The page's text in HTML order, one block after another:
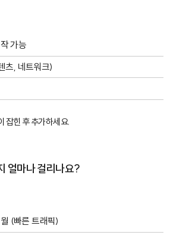
가능
츠, 네트워크)
잡힌 후 추가하세요.
얼마나 걸리나요?
(빠른 트래픽)